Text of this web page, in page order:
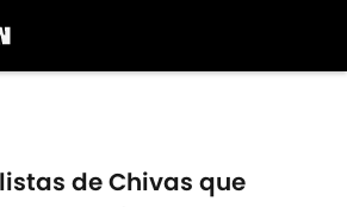
de Chivas que